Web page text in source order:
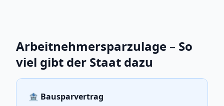
Arbeitnehmersparzulage – So
viel gibt der Staat dazu
🏦 Bausparvertrag